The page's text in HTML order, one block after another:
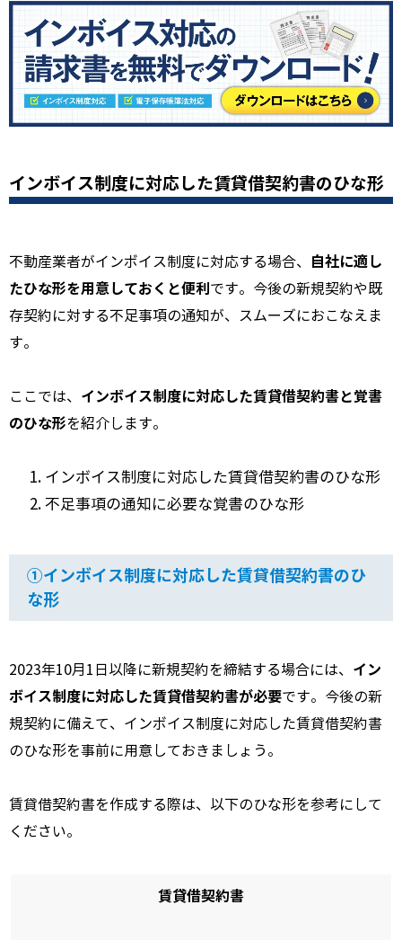
インボイス制度に対応した賃貸借契約書のひな形
不動産業者がインボイス制度に対応する場合、
自社に適し
たひな形を用意しておくと便利です。今後の新規契約や既
存契約に対する不足事項の通知が、スムーズにおこなえま
す。
ここでは、 インボイス制度に対応した賃貸借契約書と覚書
のひな形を紹介します。
インボイス制度に対応した賃貸借契約書のひな形
不足事項の通知に必要な覚書のひな形
①インボイス制度に対応した賃貸借契約書のひ
な形
2023年10月1日以降に新規契約を締結する場合には、 イン
ボイス制度に対応した賃貸借契約書が必要です。今後の新
規契約に備えて、インボイス制度に対応した賃貸借契約書
のひな形を事前に用意しておきましょう。
賃貸借契約書を作成する際は、以下のひな形を参考にして
ください。
賃貸借契約書